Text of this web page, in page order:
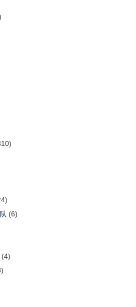
(6)
(4)